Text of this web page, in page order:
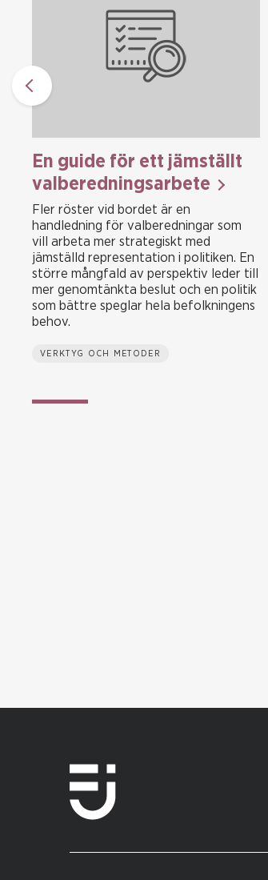
En guide för ett jämställt
valberedningsarbete
Fler röster vid bordet är en
handledning för valberedningar som
vill arbeta mer strategiskt med
jämställd representation i politiken. En
större mångfald av perspektiv leder till
mer genomtänkta beslut och en politik
som bättre speglar hela befolkningens
behov.
VERKTYG OCH METODER